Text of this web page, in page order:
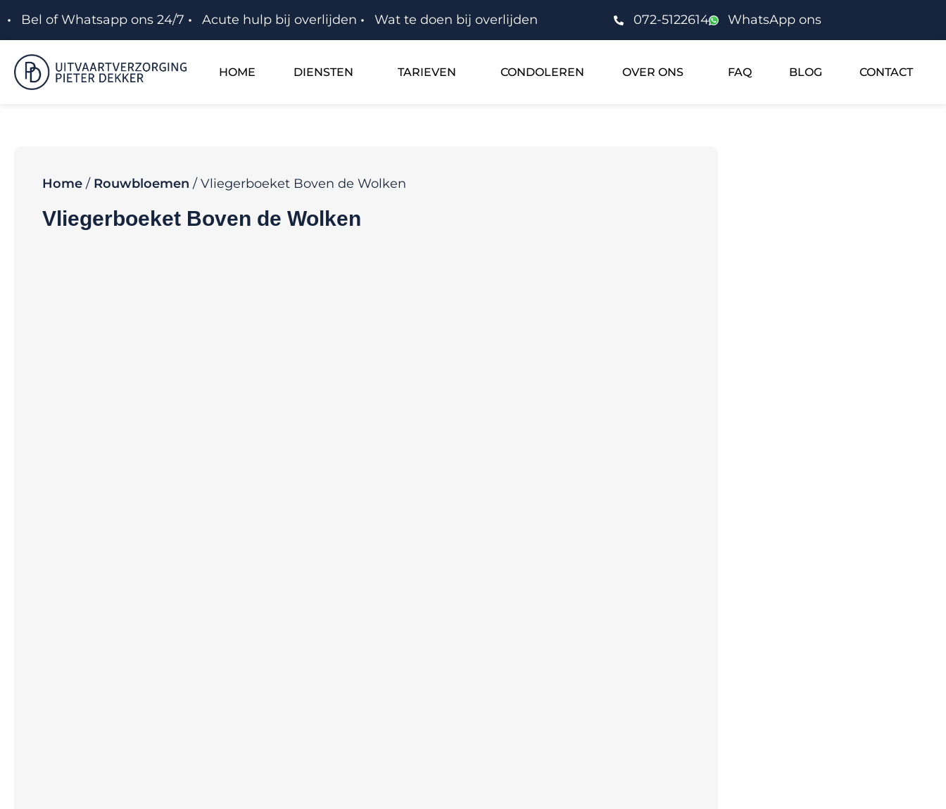
Bel of Whatsapp ons 24/7 Acute hulp bij overlijden Wat te doen bij overlijden 072-5122614 WhatsApp ons
HOME DIENSTEN TARIEVEN CONDOLEREN OVER ONS FAQ BLOG CONTACT
Home / Rouwbloemen / Vliegerboeket Boven de Wolken
Vliegerboeket Boven de Wolken